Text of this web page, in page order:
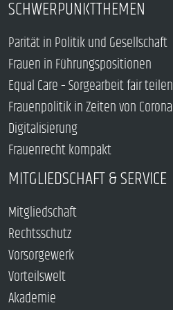
SCHWERPUNKTTHEMEN
Parität in Politik und Gesellschaft
Frauen in Führungspositionen
Equal Care – Sorgearbeit fair teilen
Frauenpolitik in Zeiten von Corona
Digitalisierung
Frauenrecht kompakt
MITGLIEDSCHAFT & SERVICE
Mitgliedschaft
Rechtsschutz
Vorsorgewerk
Vorteilswelt
Akademie